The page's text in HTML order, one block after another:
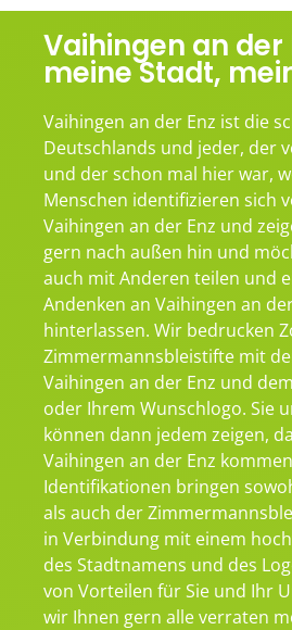
Vaihingen an der
meine Stadt,
Vaihingen an der Enz ist die
Deutschlands und jeder, der
und der schon mal hier war,
Menschen identifizieren sich
Vaihingen an der Enz und
gern nach außen hin und
auch mit Anderen teilen und
Andenken an Vaihingen an
hinterlassen. Wir bedrucken
Zimmermannsbleistifte mit
Vaihingen an der Enz und
oder Ihrem Wunschlogo. Sie
können dann jedem zeigen,
Vaihingen an der Enz
Identifikationen bringen
als auch der
in Verbindung mit einem
des Stadtnamens und des
von Vorteilen für Sie und Ihr
wir Ihnen gern alle verraten